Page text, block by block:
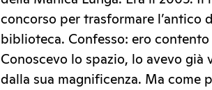
concorso per trasformare l’antico
biblioteca. Confesso: ero
Conoscevo lo spazio, lo avevo
dalla sua magnificenza. Ma come